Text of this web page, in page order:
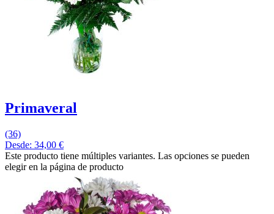
Primaveral
(36)
Desde: 34,00 €
Este producto tiene múltiples variantes. Las opciones se pueden
elegir en la página de producto